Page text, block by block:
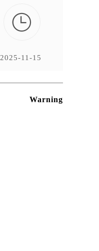

2025-11-15
Warning